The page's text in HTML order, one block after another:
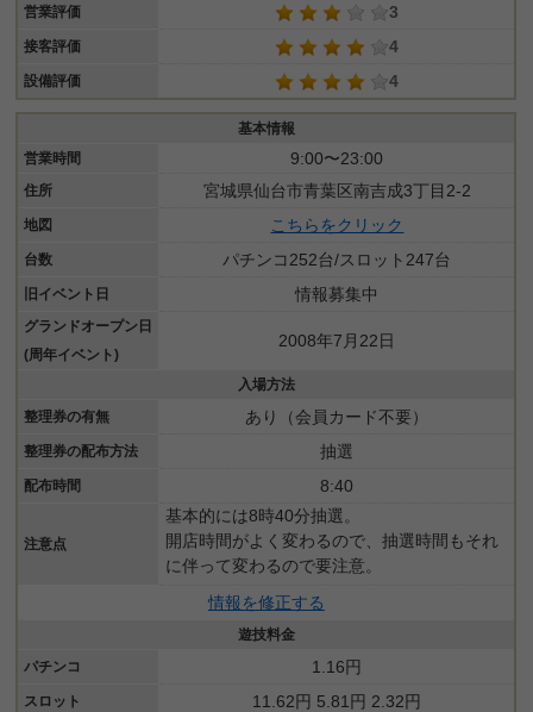
営業評価
3
接客評価 4
設備評価 4
基本情報
営業時間
9:00〜23:00
住所 宮城県仙台市青葉区南吉成3丁目2-2
地図 こちらをクリック
台数 パチンコ252台/スロット247台
旧イベント日 情報募集中
グランドオープン日
(周年イベント)
2008年7月22日
入場方法
整理券の有無
あり（会員カード不要）
整理券の配布方法 抽選
配布時間 8:40
注意点
基本的には8時40分抽選。
開店時間がよく変わるので、抽選時間もそれ
に伴って変わるので要注意。
情報を修正する
遊技料金
パチンコ
1.16円
スロット 11.62円 5.81円 2.32円